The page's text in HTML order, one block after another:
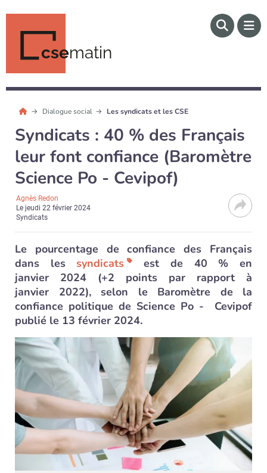
csematin
Dialogue social Les syndicats et les CSE
Syndicats : 40 % des Français
leur font confiance (Baromètre
Science Po - Cevipof)
Agnès Redon
Lejeudi 22 février 2024
Syndicats
Le pourcentage de confiance des Français
dans lessyndicats
est de 40 % en
janvier 2024 (+2 points par rapport à
janvier 2022), selon le Baromètre de la
confiance politique de Science Po - Cevipof
publié le 13 février 2024.